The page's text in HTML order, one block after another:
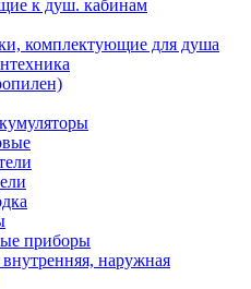
к душ. кабинам
комплектующие для душа
приборы
наружная